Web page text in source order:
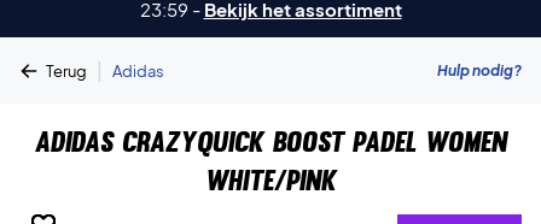
23:59 - Bekijk het assortiment
Terug | Adidas Hulp nodig?
Adidas Crazyquick Boost Padel Women
White/Pink